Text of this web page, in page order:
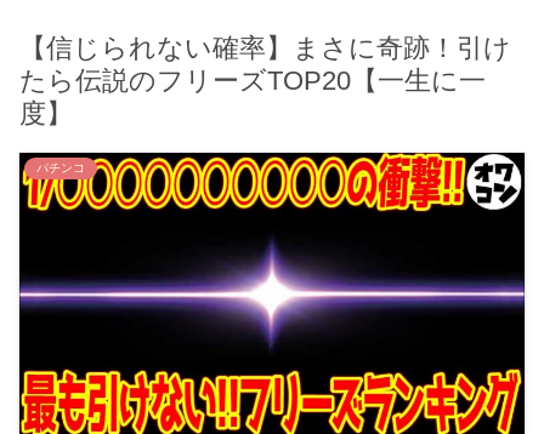
【信じられない確率】まさに奇跡！引け
たら伝説のフリーズTOP20【一生に一
度】
パチンコ